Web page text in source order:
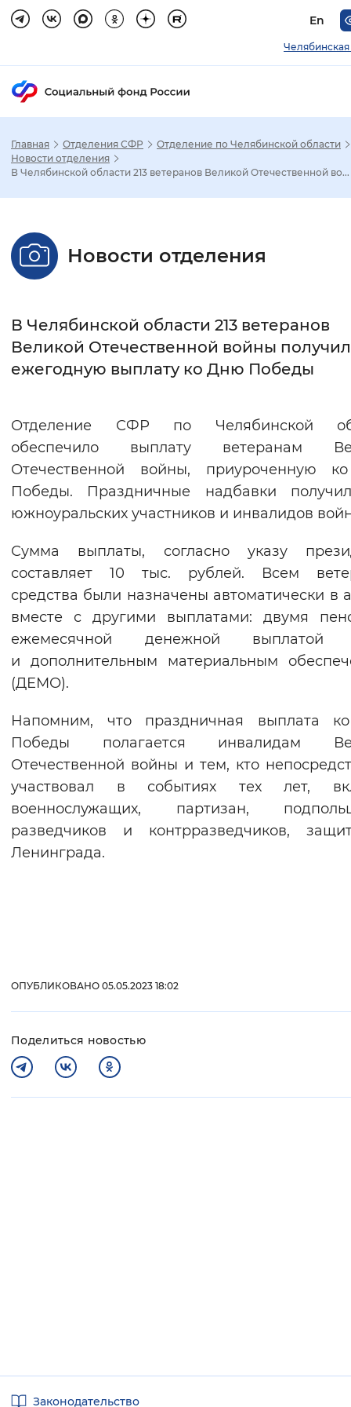
En
Челябинская
Настройка режима отображения
Стандартный Увеличенный
С засечками
Интервал между буквами
Цвет сайта
Монохромный Инверсивный
Синий фон
Изображения
Включены Выключены
Звуковой ассистент
Воспроизвести Остановить
Вернуть стандартные настройки
Главная Отделения СФР
Отделение по Челябинской области
Новости отделения
В Челябинской области 213 ветеранов Великой Отечественной во...
Новости отделения
В Челябинской области 213 ветеранов
Великой Отечественной войны
ежегодную выплату ко Дню Победы
Отделение СФР по Челябинской
обеспечило выплату ветеранам
Отечественной войны, приуроченную
Победы. Праздничные надбавки
южноуральских участников и инвалидов
Сумма выплаты, согласно указу
составляет 10 тыс. рублей. Всем
средства были назначены автоматически в
вместе с другими выплатами: двумя
ежемесячной денежной выплатой
и дополнительным материальным
(ДЕМО).
Напомним, что праздничная выплата
Победы полагается инвалидам
Отечественной войны и тем, кто
участвовал в событиях тех лет,
военнослужащих, партизан,
разведчиков и контрразведчиков,
Ленинграда.
ОПУБЛИКОВАНО 05.05.2023 18:02
Поделиться новостью
Законодательство